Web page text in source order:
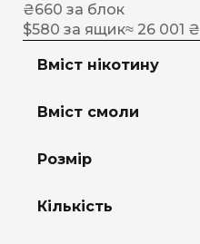
₴660 за блок
$580 за ящик≈ 26 001 ₴
Вміст нікотину
Вміст смоли
Розмір
Кількість